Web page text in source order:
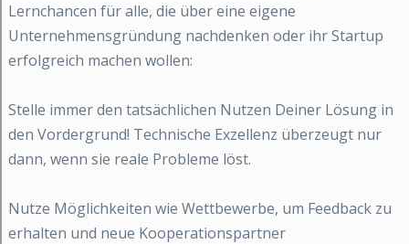
Lernchancen für alle, die über eine eigene
Unternehmensgründung nachdenken oder ihr Startup
erfolgreich machen wollen:
Stelle immer den tatsächlichen Nutzen Deiner Lösung in
den Vordergrund! Technische Exzellenz überzeugt nur
dann, wenn sie reale Probleme löst.
Nutze Möglichkeiten wie Wettbewerbe, um Feedback zu
erhalten und neue Kooperationspartner